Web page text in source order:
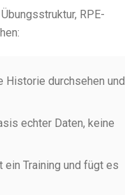
RPE-
durchsehen und
echter Daten, keine
Training und fügt es